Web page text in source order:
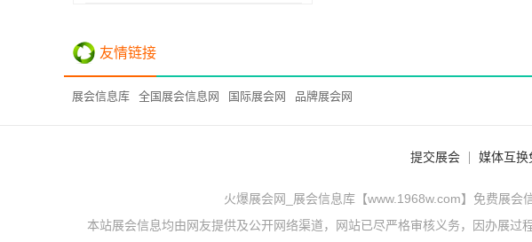
友情链接
展会信息库 全国展会信息网 国际展会网 品牌展会网
提交展会 媒体互换
火爆展会网_展会信息库【www.1968w.com】免费展会
本站展会信息均由网友提供及公开网络渠道，网站已尽严格审核义务，因办展